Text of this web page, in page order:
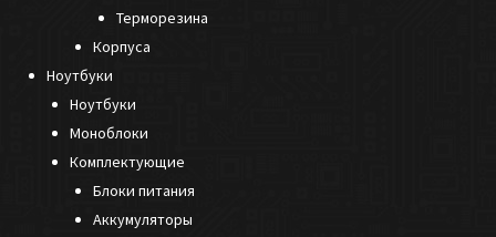
Терморезина
Корпуса
Ноутбуки
Ноутбуки
Моноблоки
Комплектующие
Блоки питания
Аккумуляторы